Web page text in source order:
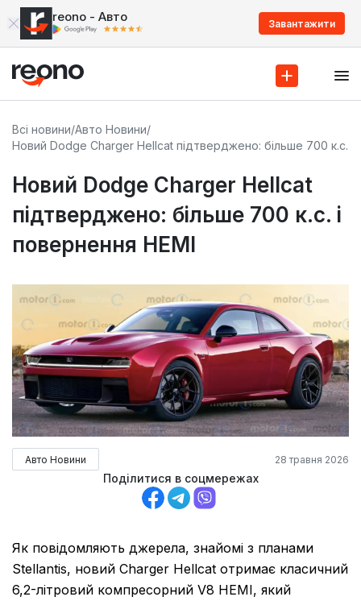
reono - Авто Завантажити
Всі новини/Авто Новини/
Новий Dodge Charger Hellcat підтверджено: більше 700 к.с. і
Новий Dodge Charger Hellcat
підтверджено: більше 700 к.с. і
повернення HEMI
Авто Новини 28 травня 2026
Поділитися в соцмережах
Як повідомляють джерела, знайомі з планами
Stellantis, новий Charger Hellcat отримає класичний
6,2-літровий компресорний V8 HEMI, який